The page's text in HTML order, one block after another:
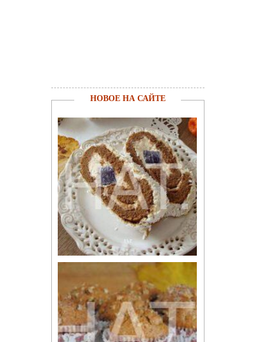
НОВОЕ НА САЙТЕ